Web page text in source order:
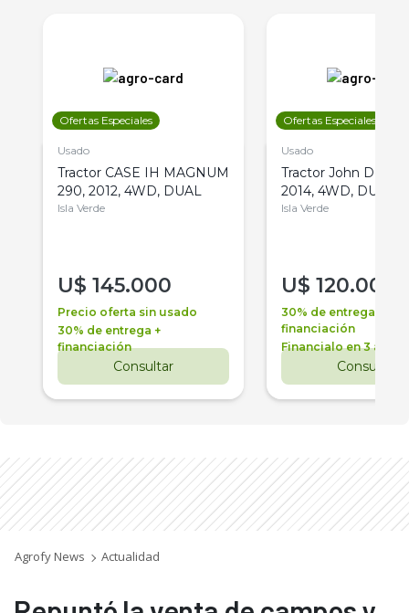
Ofertas Especiales
Usado
Tractor CASE IH MAGNUM
290, 2012, 4WD, DUAL
Isla Verde
U$ 145.000
Precio oferta sin usado
30% de entrega +
financiación
Consultar
Ofertas Especiales
Usado
Tractor John Deere
2014, 4WD, DUAL
Isla Verde
U$ 120.000
30% de entrega +
financiación
Financialo en 3 años
Consultar
Agrofy News Actualidad